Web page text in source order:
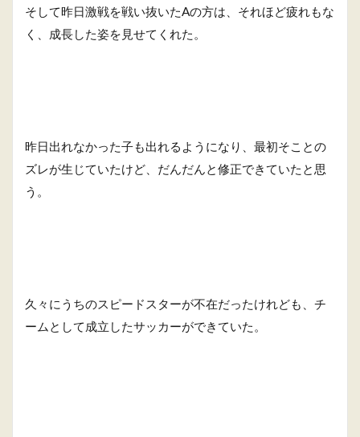
そして昨日激戦を戦い抜いたAの方は、それほど疲れもな
く、成長した姿を見せてくれた。
昨日出れなかった子も出れるようになり、最初そことの
ズレが生じていたけど、だんだんと修正できていたと思
う。
久々にうちのスピードスターが不在だったけれども、チ
ームとして成立したサッカーができていた。